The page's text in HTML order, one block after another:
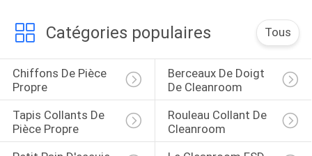
Catégories populaires Tous
Chiffons De Pièce
Propre
Berceaux De Doigt
De Cleanroom
Tapis Collants De
Pièce Propre
Rouleau Collant De
Cleanroom